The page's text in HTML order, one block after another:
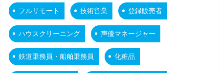
フルリモート 技術営業 登録販売者
ハウスクリーニング 声優マネージャー
鉄道乗務員・船舶乗務員 化粧品